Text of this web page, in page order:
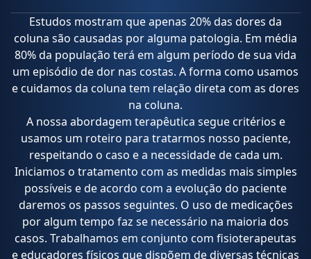
Estudos mostram que apenas 20% das dores da
coluna são causadas por alguma patologia. Em média
80% da população terá em algum período de sua vida
um episódio de dor nas costas. A forma como usamos
e cuidamos da coluna tem relação direta com as dores
na coluna.
A nossa abordagem terapêutica segue critérios e
usamos um roteiro para tratarmos nosso paciente,
respeitando o caso e a necessidade de cada um.
Iniciamos o tratamento com as medidas mais simples
possíveis e de acordo com a evolução do paciente
daremos os passos seguintes. O uso de medicações
por algum tempo faz se necessário na maioria dos
casos. Trabalhamos em conjunto com fisioterapeutas
e educadores físicos que dispõem de diversas técnicas